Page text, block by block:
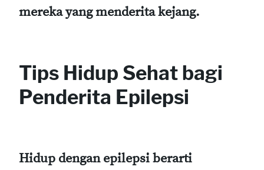
mereka yang menderita kejang.
Tips Hidup Sehat bagi
Penderita Epilepsi
Hidup dengan epilepsi berarti